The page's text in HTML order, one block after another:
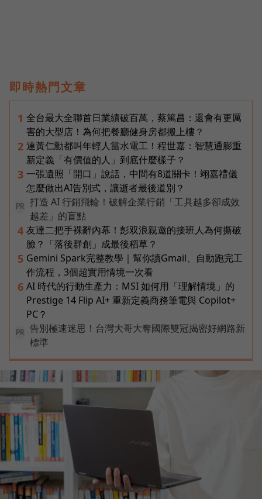
即時熱門文章
1 全台最大全聯首日業績破百萬，蔡篤昌：還會有更厲
害的大型店！為何把餐廳健身房都搬上樓？
2 連黃仁勳都叫年輕人當水電工！程世嘉：智慧通膨重
新定義「有價值的人」到底什麼樣子？
3 一張遺照「開口」說話，中間有8道關卡！翊嘉禮儀
怎麼做出AI告別式，讓逝者最後道別？
PR
打造 AI 行銷飛輪！破解企業行銷「工具越多卻成效
越差」的盲點
4 友達二把手裸辭內幕！彭双浪親邀的接班人為何撕破
臉？「落後群創」成最後稻草？
5 Gemini Spark完整教學｜幫你讀Gmail、自動跑完工
作流程，3個超實用情境一次看
6 AI 時代的行動生產力：MSI 如何用「理解情境」的
Prestige 14 Flip AI+ 重新定義商務筆電與 Copilot+
PC？
PR
告別極速迷思！台灣大哥大奪國際雙冠揭密好網路新
標準